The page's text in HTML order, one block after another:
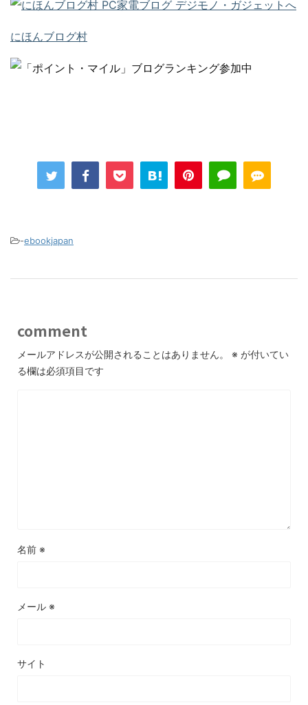
にほんブログ村
-ebookjapan
comment
メールアドレスが公開されることはありません。 ※ が付いてい
る欄は必須項目です
名前 ※
メール ※
サイト